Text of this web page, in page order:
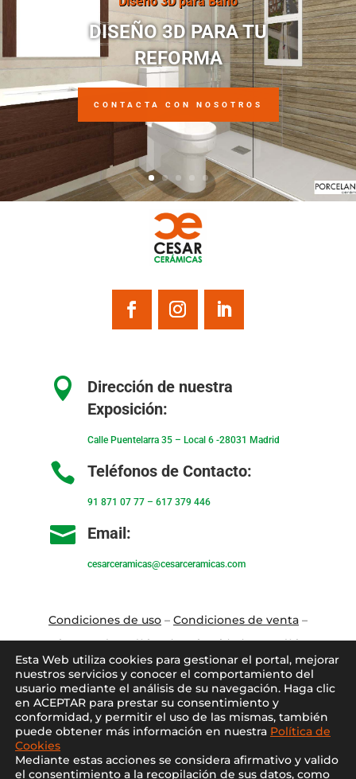
DISEÑO 3D PARA TU
REFORMA
CONTACTA CON NOSOTROS

Dirección de nuestra
Exposición:
Calle Puentelarra 35 – Local 6 -28031 Madrid
 Teléfonos de Contacto:
91 871 07 77– 617 379 446
 Email:
cesarceramicas@cesarceramicas.com
Condiciones de uso– Condiciones de venta–
Aviso Legal–Política de privacidad –Política
de cookies
Blog–Contacto–Conócenos –Mi Cuenta
Esta Web utiliza cookies para gestionar el portal, mejorar
nuestros servicios y conocer el comportamiento del
usuario mediante el análisis de su navegación. Haga clic
en ACEPTAR para prestar su consentimiento y
conformidad, y permitir el uso de las mismas, también
puede obtener más información en nuestra Política de
Cookies
Mediante estas acciones se considera afirmativo y valido
el consentimiento a la recopilación de sus datos, como